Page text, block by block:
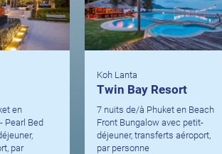
en
Pearl Bed
par
Koh Lanta
Twin Bay Resort
7 nuits de/à Phuket en Beach
Front Bungalow avec petit-
déjeuner, transferts aéroport,
par personne